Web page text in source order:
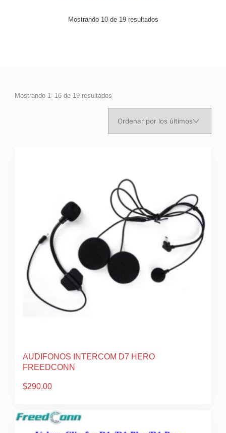
Mostrando 10 de 19 resultados
Mostrando 1–16 de 19 resultados
por
los
AUDIFONOS INTERCOM D7 HERO
FREEDCONN
$290.00